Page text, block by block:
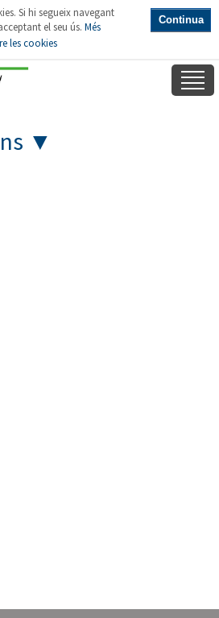
▼
Si hi segueix navegant
el seu ús. Més
les cookies
Continua